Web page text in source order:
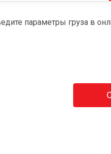
параметры груза в